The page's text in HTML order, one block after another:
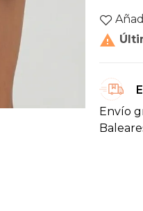

Envío